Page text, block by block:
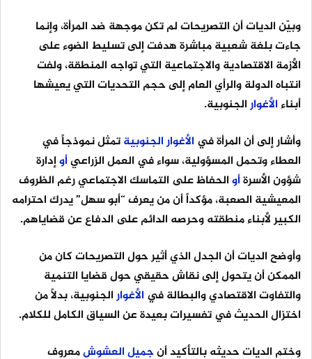
وبيّن الديات أن التصريحات لم تكن موجهة ضد المرأة، وإنما
جاءت بلغة شعبية مباشرة هدفت إلى تسليط الضوء على
الأزمة الاقتصادية والاجتماعية التي تواجه المنطقة، ولفت
انتباه الدولة والرأي العام إلى حجم التحديات التي يعيشها
أبناءالأغوارالجنوبية.
وأشار إلى أن المرأة في الأغوارالجنوبيةتمثل نموذجاً في
العطاء وتحمل المسؤولية، سواء في العمل الزراعيأوإدارة
شؤون الأسرةأوالحفاظ على التماسك الاجتماعي رغم الظروف
المعيشية الصعبة، مؤكداً أن من يعرف “أبو سهل” يدرك احترامه
الكبير لأبناء منطقته وحرصه الدائم على الدفاع عن قضاياهم.
وأوضح الديات أن الجدل الذي أثير حول التصريحات كان من
الممكن أن يتحول إلى نقاش حقيقي حول قضايا التنمية
والتفاوت الاقتصادي والبطالة في الأغوارالجنوبية، بدلاً من
اختزال الحديث في تفسيرات بعيدة عن السياق الكامل للكلام.
وختم الديات حديثه بالتأكيد أنجميلالعشوشمعروف